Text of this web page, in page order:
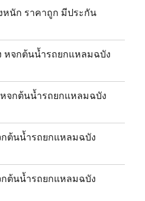
หนัก ราคาถูก มีประกัน
หจกต้นน้ำรถยกแหลมฉบัง
หจกต้นน้ำรถยกแหลมฉบัง
ต้นน้ำรถยกแหลมฉบัง
ต้นน้ำรถยกแหลมฉบัง